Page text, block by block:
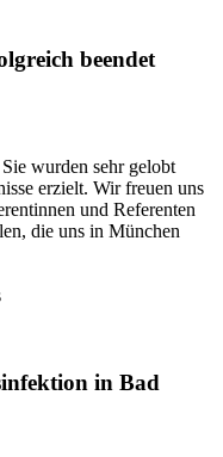
beendet
wurden sehr gelobt
erzielt. Wir freuen uns
und Referenten
die uns in München
in Bad